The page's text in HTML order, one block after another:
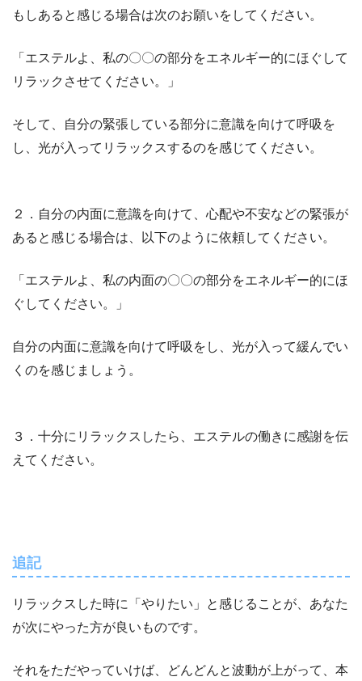
もしあると感じる場合は次のお願いをしてください。
「エステルよ、私の〇〇の部分をエネルギー的にほぐして
リラックさせてください。」
そして、自分の緊張している部分に意識を向けて呼吸を
し、光が入ってリラックスするのを感じてください。
２．自分の内面に意識を向けて、心配や不安などの緊張が
あると感じる場合は、以下のように依頼してください。
「エステルよ、私の内面の〇〇の部分をエネルギー的にほ
ぐしてください。」
自分の内面に意識を向けて呼吸をし、光が入って緩んでい
くのを感じましょう。
３．十分にリラックスしたら、エステルの働きに感謝を伝
えてください。
追記
リラックスした時に「やりたい」と感じることが、あなた
が次にやった方が良いものです。
それをただやっていけば、どんどんと波動が上がって、本